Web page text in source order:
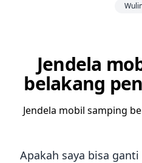
Jendela
belakang
Jendela mobil samping
Apakah saya bisa